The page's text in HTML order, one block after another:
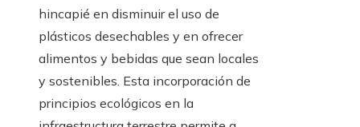
hincapié en disminuir el uso de
plásticos desechables y en ofrecer
alimentos y bebidas que sean locales
y sostenibles. Esta incorporación de
principios ecológicos en la